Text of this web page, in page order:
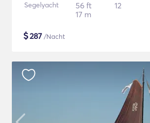
Segelyacht
56 ft
17 m
12
$287 /Nacht